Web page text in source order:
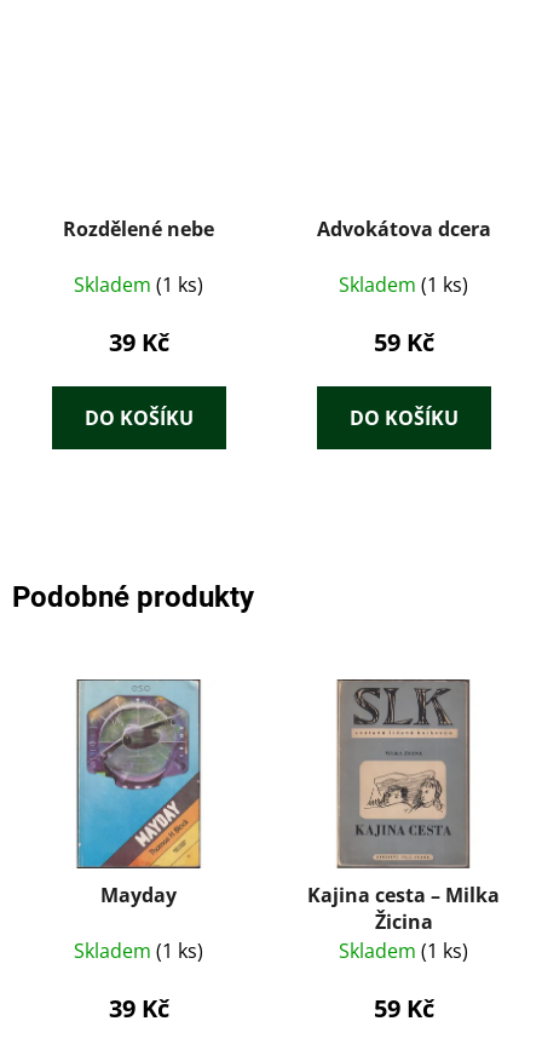
Rozdělené nebe
Skladem (1 ks)
39 Kč
DO KOŠÍKU
Advokátova dcera
Skladem (1 ks)
59 Kč
DO KOŠÍKU
Podobné produkty
Mayday
Skladem (1 ks)
39 Kč
Kajina cesta – Milka
Žicina
Skladem (1 ks)
59 Kč